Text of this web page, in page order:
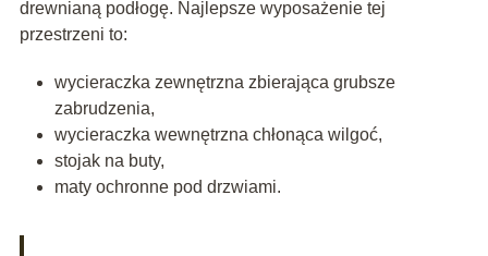
drewnianą podłogę. Najlepsze wyposażenie tej
przestrzeni to:
wycieraczka zewnętrzna zbierająca grubsze
zabrudzenia,
wycieraczka wewnętrzna chłonąca wilgoć,
stojak na buty,
maty ochronne pod drzwiami.